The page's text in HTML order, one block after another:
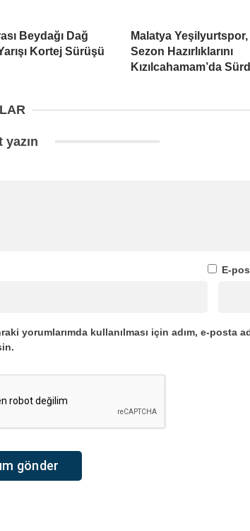
Beydağı Dağ
Kortej Sürüşü
Malatya Yeşilyurtspor,
Sezon Hazırlıklarını
Kızılcahamam’da
yazın
E-
yorumlarımda kullanılması için adım, e-posta